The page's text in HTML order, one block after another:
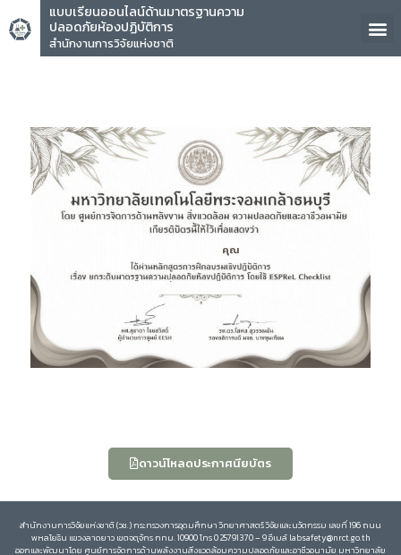
แบบเรียนออนไลน์ด้านมาตรฐานความ
ปลอดภัยห้องปฏิบัติการ
สำนักงานการวิจัยแห่งชาติ
คุณ
ดาวน์โหลดประกาศนียบัตร
สำนักงานการวิจัยแห่งชาติ (วช.) กระทรวงการอุดมศึกษา วิทยาศาสตร์ วิจัยและนวัตกรรม เลขที่ 196 ถนน
พหลโยธิน แขวงลาดยาว เขตจตุจักร กทม. 10900 โทร 0 25791370 – 9 อีเมล์ labsafety@nrct.go.th
ออกและพัฒนาโดย ศูนย์การจัดการด้านพลังงานสิ่งแวดล้อมความปลอดภัยและอาชีวอนามัย มหาวิทยาลัย